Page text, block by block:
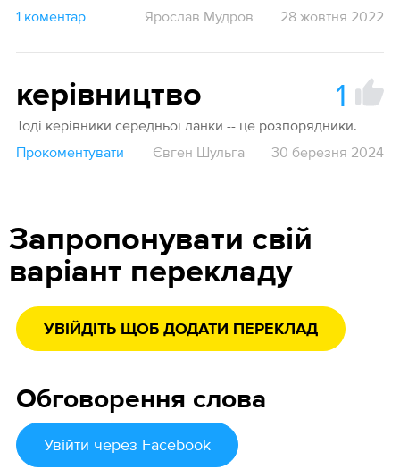
1 коментар
Ярослав Мудров 28 жовтня 2022
керівництво 1
Тоді керівники середньої ланки -- це розпорядники.
Прокоментувати
Євген Шульга 30 березня 2024
Запропонувати свій
варіант перекладу
УВІЙДІТЬ ЩОБ ДОДАТИ ПЕРЕКЛАД
Обговорення слова
Увійти через Facebook